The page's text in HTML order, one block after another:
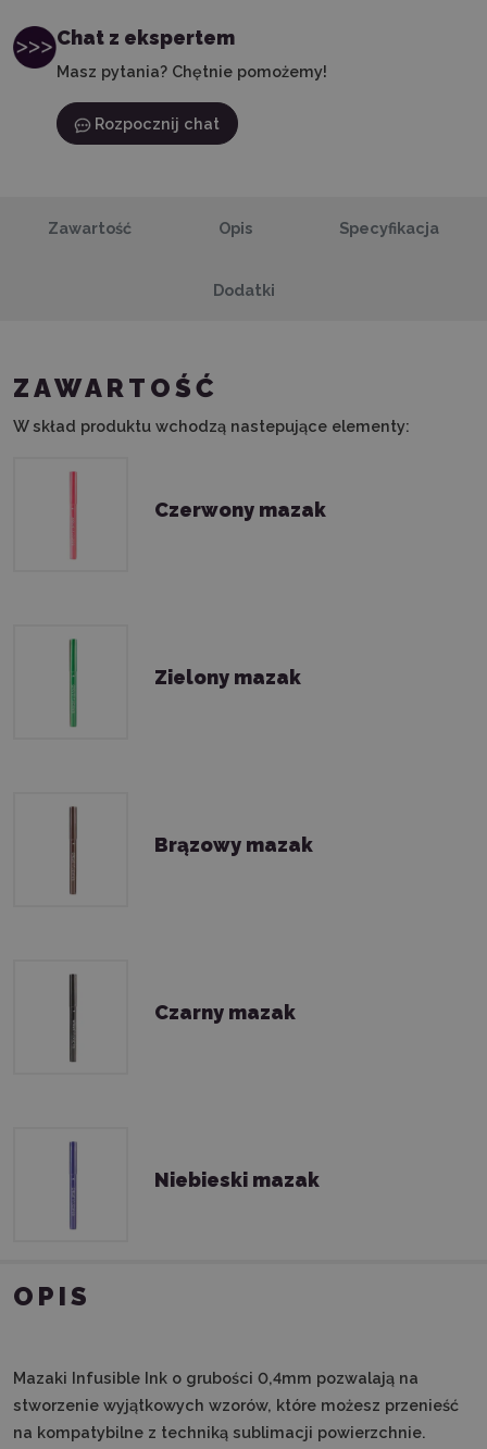
Chat z ekspertem
Masz pytania? Chętnie pomożemy!
Rozpocznij chat
Zawartość Opis Specyfikacja
Dodatki
ZAWARTOŚĆ
W skład produktu wchodzą nastepujące elementy:
Czerwony mazak
Zielony mazak
Brązowy mazak
Czarny mazak
Niebieski mazak
OPIS
Mazaki Infusible Ink o grubości 0,4mm pozwalają na
stworzenie wyjątkowych wzorów, które możesz przenieść
na kompatybilne z techniką sublimacji powierzchnie.